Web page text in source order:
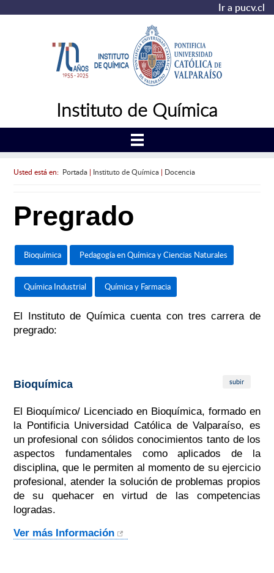
Ir a pucv.cl
Instituto de Química
Usted está en: Portada| Instituto de Química| Docencia
Pregrado
Bioquímica Pedagogía en Química y Ciencias Naturales
Química Industrial Química y Farmacia
El Instituto de Química cuenta con tres carrera de
pregrado:
Bioquímica subir
El Bioquímico/ Licenciado en Bioquímica, formado en
la Pontificia Universidad Católica de Valparaíso, es
un profesional con sólidos conocimientos tanto de los
aspectos fundamentales como aplicados de la
disciplina, que le permiten al momento de su ejercicio
profesional, atender la solución de problemas propios
de su quehacer en virtud de las competencias
logradas.
Ver más Información